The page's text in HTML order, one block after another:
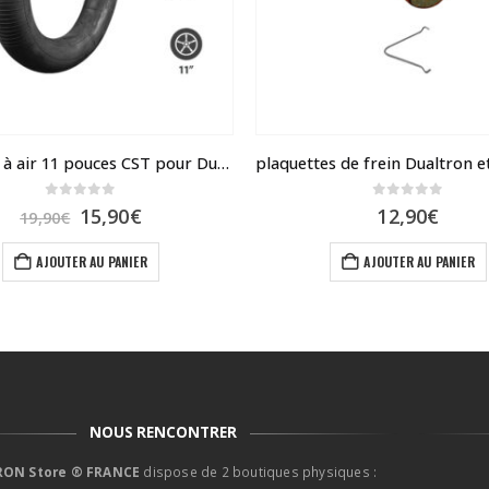
Chambre à air 11 pouces CST pour Dualtron Ultra
19,90€ Le
prix
initial
était :
15,90€Le
actuel
est :
AJOUTER AU PANIER
12,90€
AJOUTER AU PANIER
NOUS RENCONTRER
Store ® FRANCE dispose de 2 boutiques physiques :